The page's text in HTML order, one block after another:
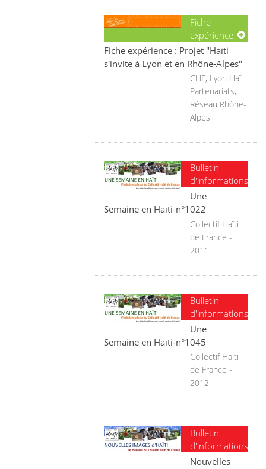
Fiche
expérience
Fiche expérience : Projet "Haïti
s'invite à Lyon et en Rhône-Alpes"
CHF, Lyon Haïti
Partenariats,
Réseau Rhône-
Alpes
Bulletin
d'informations
Une
Semaine en Haïti-n°1022
Collectif Haïti
de France -
2011
Bulletin
d'informations
Une
Semaine en Haïti-n°1045
Collectif Haïti
de France -
2012
Bulletin
d'informations
Nouvelles